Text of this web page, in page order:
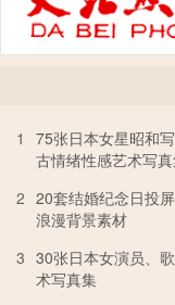
1
75张日本女星昭和
古情绪性感艺术写
2 20套结婚纪念日投
浪漫背景素材
3 30张日本女演员、
术写真集